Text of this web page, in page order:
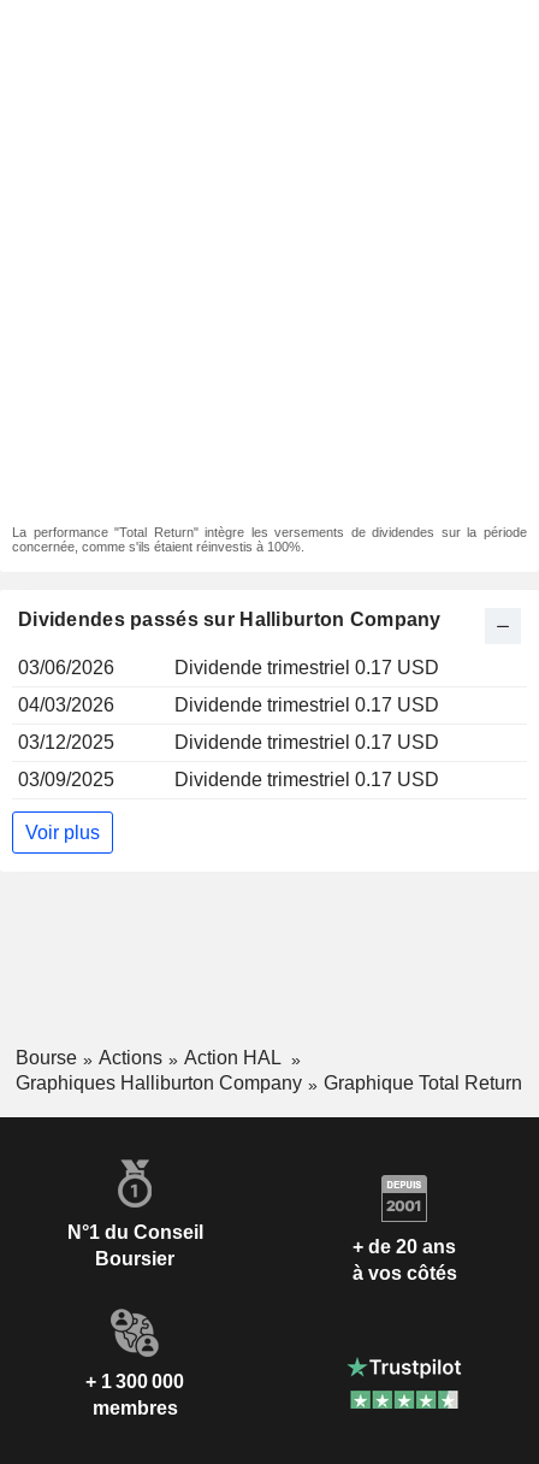
La performance "Total Return" intègre les versements de dividendes sur la période
concernée, comme s'ils étaient réinvestis à 100%.
Dividendes passés sur Halliburton Company
03/06/2026
Dividende trimestriel 0.17 USD
04/03/2026
Dividende trimestriel 0.17 USD
03/12/2025
Dividende trimestriel 0.17 USD
03/09/2025
Dividende trimestriel 0.17 USD
Voir plus
Bourse Actions
Action HAL
Graphiques Halliburton Company
Graphique Total Return
N°1 du Conseil
Boursier
+ de 20 ans
à vos côtés
+ 1 300 000
membres